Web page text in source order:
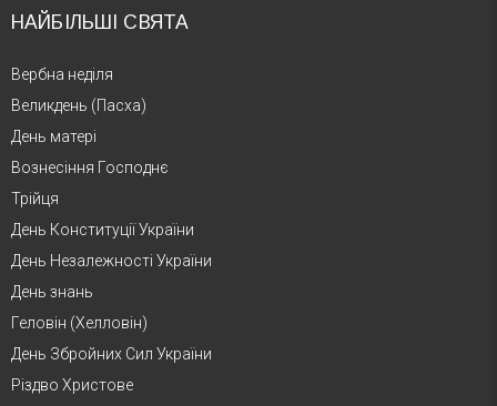
НАЙБІЛЬШІ СВЯТА
Вербна неділя
Великдень (Пасха)
День матері
Вознесіння Господнє
Трійця
День Конституції України
День Незалежності України
День знань
Геловін (Хелловін)
День Збройних Сил України
Різдво Христове